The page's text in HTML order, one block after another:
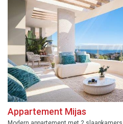
Appartement Mijas